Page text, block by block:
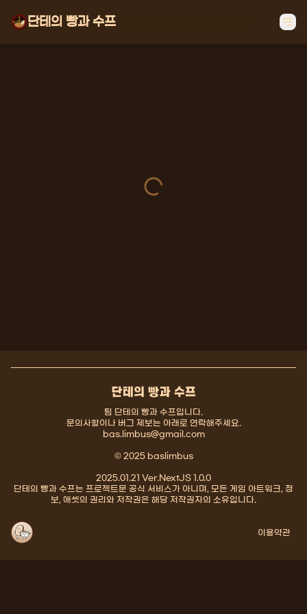
단테의 빵과 수프
단테의 빵과 수프
팀 단테의 빵과 수프입니다.
문의사항이나 버그 제보는 아래로 연락해주세요.
bas.limbus@gmail.com
© 2025 baslimbus
2025.01.21 Ver.NextJS 1.0.0
단테의 빵과 수프는 프로젝트문 공식 서비스가 아니며, 모든 게임 아트워크, 정
보, 애셋의 권리와 저작권은 해당 저작권자의 소유입니다.
이용약관